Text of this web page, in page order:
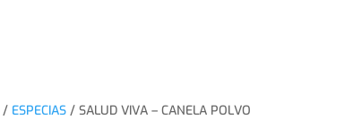
/ ESPECIAS / SALUD VIVA – CANELA POLVO